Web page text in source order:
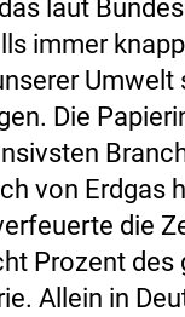
laut
immer
Die
von Erdgas
die
Prozent
Allein in